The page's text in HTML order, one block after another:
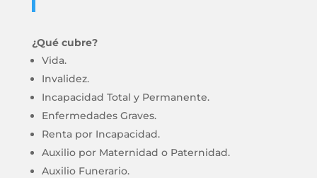
¿Qué cubre?
Vida.
Invalidez.
Incapacidad Total y Permanente.
Enfermedades Graves.
Renta por Incapacidad.
Auxilio por Maternidad o Paternidad.
Auxilio Funerario.